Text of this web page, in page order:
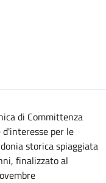
di Committenza
per le
storica spiaggiata
finalizzato al